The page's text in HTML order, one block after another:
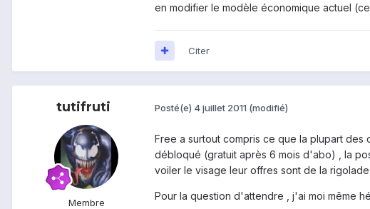
en modifier le modèle économique actuel
Citer
tutifruti
Membre
Posté(e) 4 juillet 2011 (modifié)
Free a surtout compris ce que la plupart
débloqué (gratuit après 6 mois d'abo) , la
voiler le visage leur offres sont de la
Pour la question d'attendre , j'ai moi même